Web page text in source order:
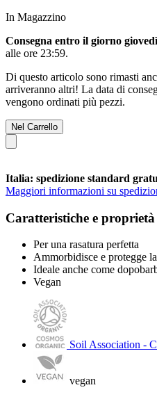
In Magazzino
Consegna entro il giorno
alle ore 23:59.
Di questo articolo sono rimasti
arriveranno altri! La data di
vengono ordinati più pezzi.
Nel Carrello
Italia: spedizione standard
Maggiori informazioni su
Caratteristiche e proprietà
Per una rasatura perfetta
Ammorbidisce e protegge
Ideale anche come
Vegan
Soil Association -
vegan